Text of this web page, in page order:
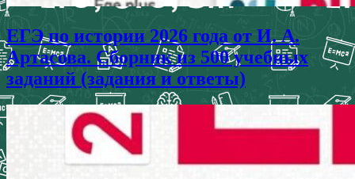
ЕГЭ по истории 2026 года от И. А.
Артасова. Сборник из 500 учебных
заданий (задания и ответы)